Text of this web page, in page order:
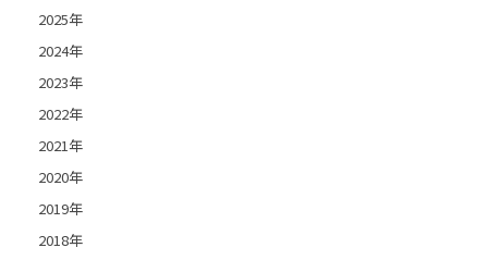
2025年
2024年
2023年
2022年
2021年
2020年
2019年
2018年